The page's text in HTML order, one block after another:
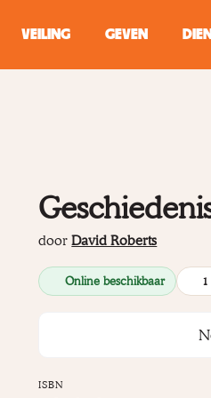
VEILING GEVEN
doorDavid Roberts
Online beschikbaar
ISBN